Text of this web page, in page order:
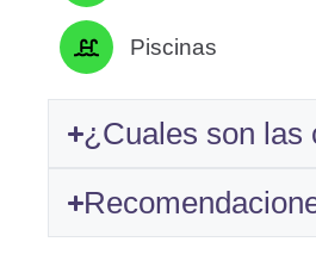
Piscinas
¿Cuales son las